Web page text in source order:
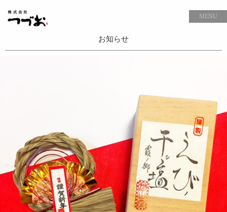
MENU
お知らせ